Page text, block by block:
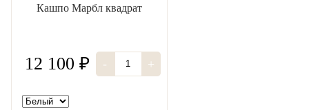
Кашпо Марбл квадрат
12 100 ₽ - +